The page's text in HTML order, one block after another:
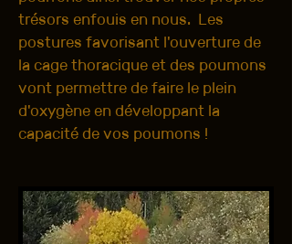
trésors enfouis en nous. Les
postures favorisant l'ouverture de
la cage thoracique et des poumons
vont permettre de faire le plein
d'oxygène en développant la
capacité de vos poumons !